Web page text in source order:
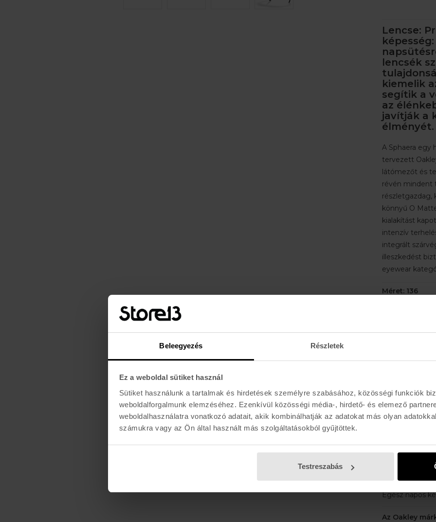
Beleegyezés Részletek
Ez a weboldal sütiket használ
Sütiket használunk a tartalmak és hirdetések személyre szabásához, közösségi funkciók
weboldalforgalmunk elemzéséhez. Ezenkívül közösségi média-, hirdető- és elemező
weboldalhasználatra vonatkozó adatait, akik kombinálhatják az adatokat más olyan
számukra vagy az Ön által használt más szolgáltatásokból gyűjtöttek.
Testreszabás
Lencse:
lencsék
kiemelik
segítik a
az
javítják a
élményét.
A Sphaera egy
tervezett
látómezőt és
révén mindent
részletgazdag,
könnyű O
kialakítást
intenzív
integrált
illeszkedést
eyewear
Méret: 136
minden
kontrasztos
technológia,
Definition
biztosít, és a
Könnyű O
keret
kényelmet
Ütésálló
Egész napos
Az Oakley